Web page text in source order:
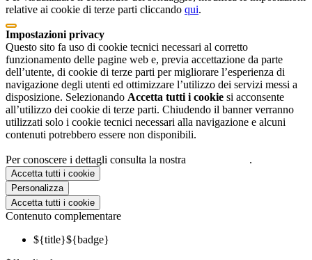
relative ai cookie di terze parti cliccando qui.
Impostazioni privacy
Questo sito fa uso di cookie tecnici necessari al corretto
funzionamento delle pagine web e, previa accettazione da parte
dell’utente, di cookie di terze parti per migliorare l’esperienza di
navigazione degli utenti ed ottimizzare l’utilizzo dei servizi messi a
disposizione. Selezionando Accetta tutti i cookie si acconsente
all’utilizzo dei cookie di terze parti. Chiudendo il banner verranno
utilizzati solo i cookie tecnici necessari alla navigazione e alcuni
contenuti potrebbero essere non disponibili.
Per conoscere i dettagli consulta la nostra .
Accetta tutti i cookie
Personalizza
Accetta tutti i cookie
Contenuto complementare
${title}${badge}